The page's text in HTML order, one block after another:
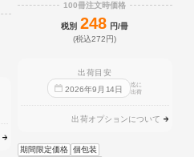
100冊注文時価格
税別 248 円/冊
(税込272円)
出荷目安
2026年9 月 14日
迄に
出荷
出荷オプションについて
期間限定価格 個包装